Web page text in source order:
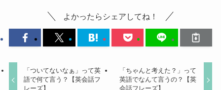
よかったらシェアしてね！
「ついてないなぁ」って英
語で何て言う？【英会話フ
レーズ】
「ちゃんと考えた？」って
英語でなんて言うの？【英
会話フレーズ】